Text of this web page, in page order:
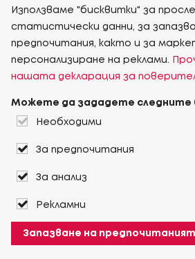
Използваме "бисквитки" за
статистически данни, за
предпочитания, както и за
персонализиране на реклами.
нашата декларация за
Можете да зададете следните
Необходими
За предпочитания
За анализ
Рекламни
Запазване на